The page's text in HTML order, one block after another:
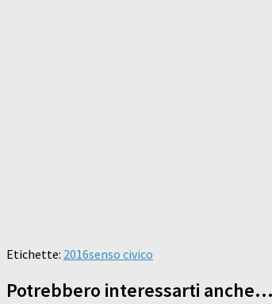
Etichette: 2016senso civico
Potrebbero interessarti anche...